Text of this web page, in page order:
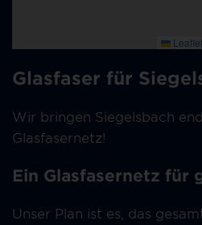
Glasfaser für
Wir bringen Siegelsbach
Glasfasernetz!
Ein Glasfasernetz für
Unser Plan ist es, das